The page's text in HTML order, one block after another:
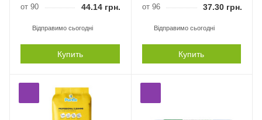
от 90 44.14 грн.
Відправимо сьогодні
Купить
от 96 37.30грн.
Відправимо сьогодні
Купить